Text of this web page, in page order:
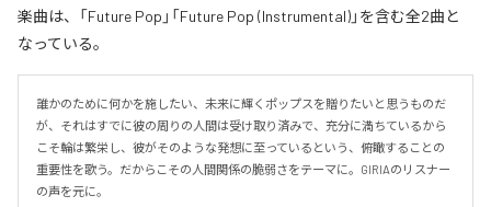
楽曲は、「Future Pop」「Future Pop (Instrumental)」を含む全2曲と
なっている。
誰かのために何かを施したい、未来に輝くポップスを贈りたいと思うものだ
が、それはすでに彼の周りの人間は受け取り済みで、充分に満ちているから
こそ輪は繁栄し、彼がそのような発想に至っているという、俯瞰することの
重要性を歌う。だからこその人間関係の脆弱さをテーマに。GIRIAのリスナー
の声を元に。